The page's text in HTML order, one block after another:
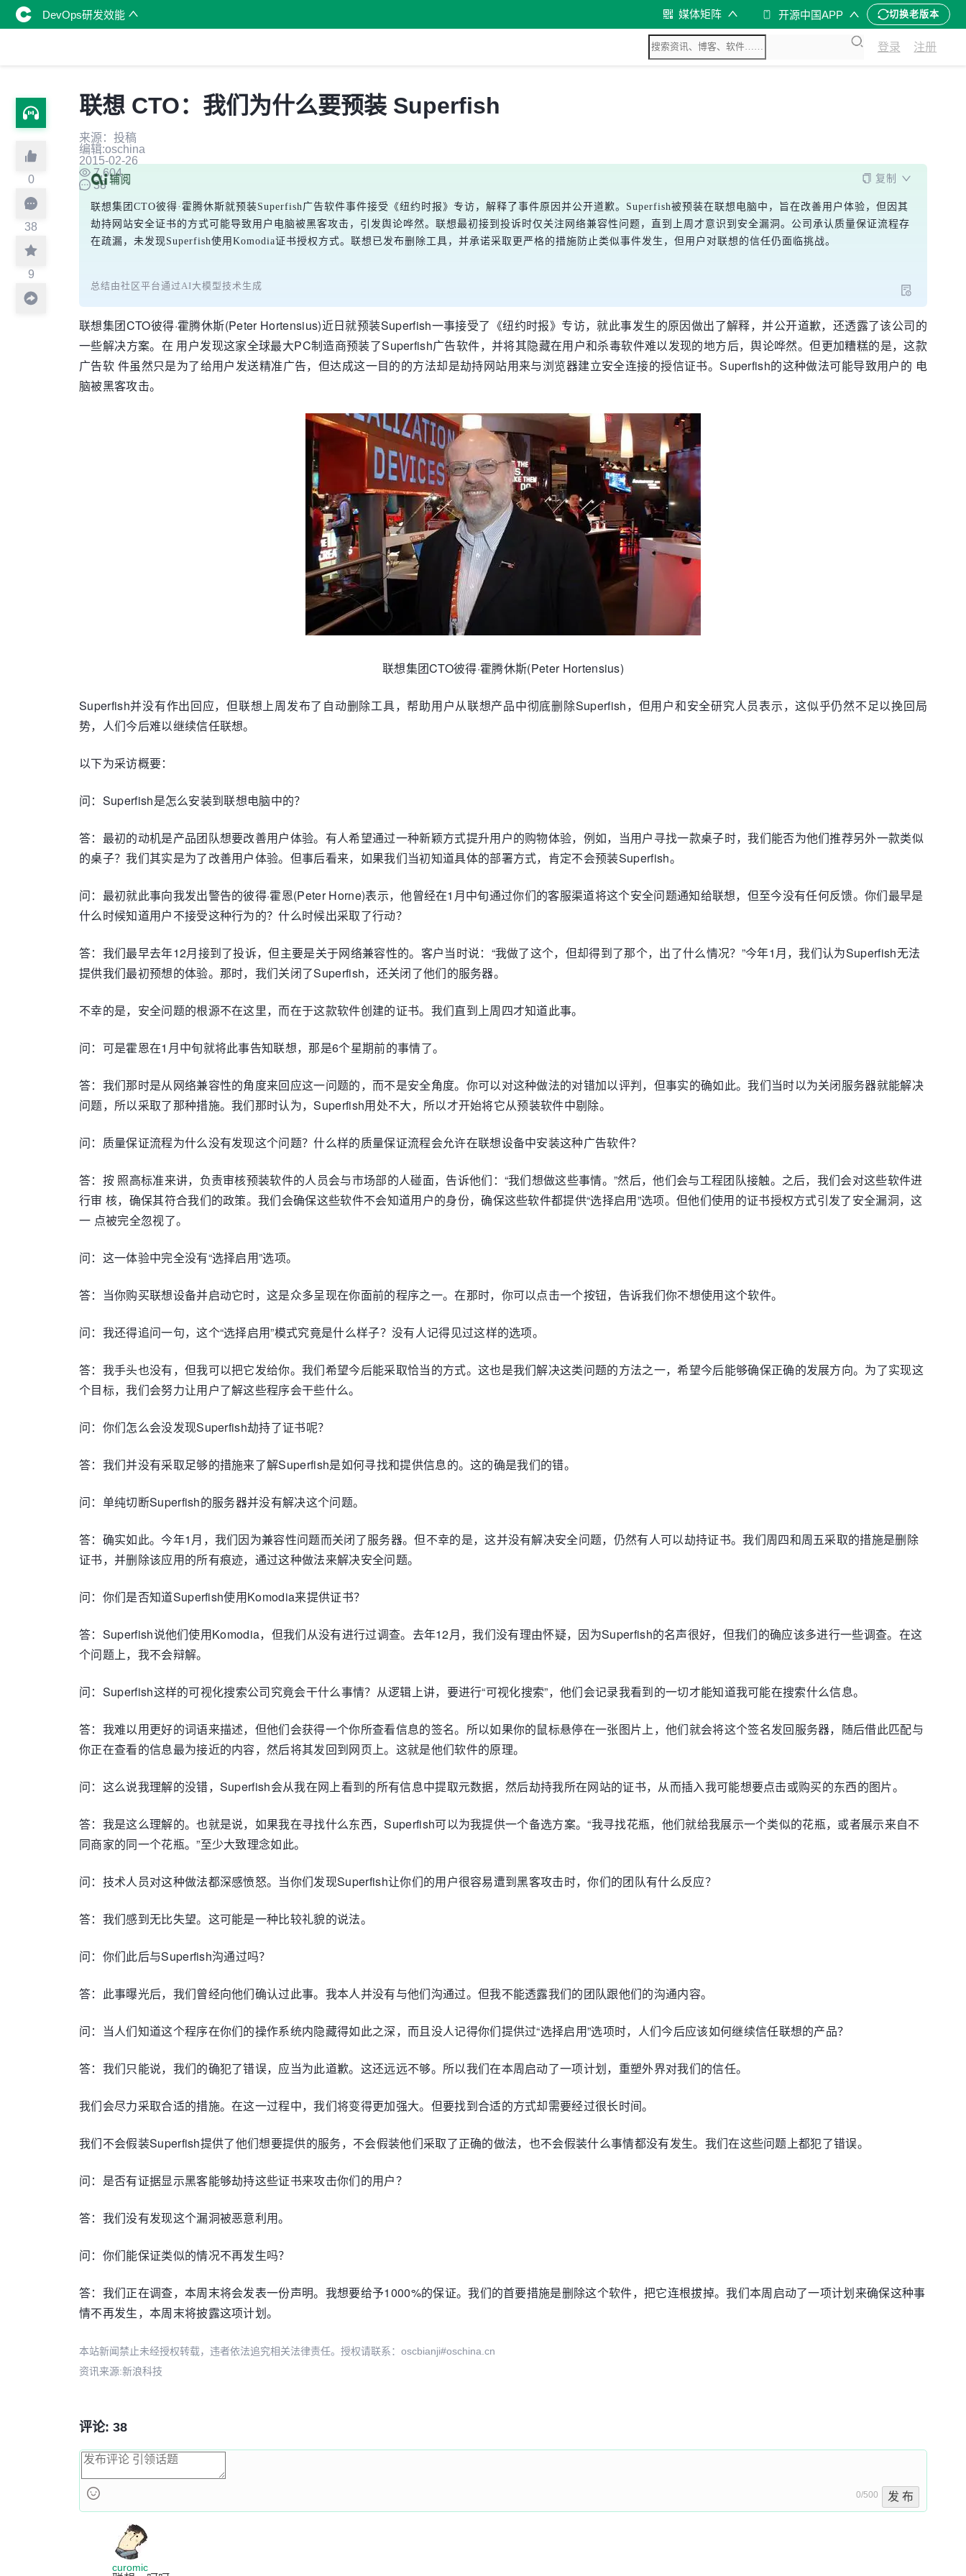
DevOps研发效能 媒体矩阵 开源中国APP 切换老版本
登录 注册
0
38
9
联想 CTO：我们为什么要预装 Superfish
来源：投稿
编辑:oschina
2015-02-26
7,604
38
复制
联想集团CTO彼得·霍腾休斯就预装Superfish广告软件事件接受《纽约时报》专访，解释了事件原因并公开道歉。Superfish被预装在联想电脑中，旨在改善用户体验，但因其
劫持网站安全证书的方式可能导致用户电脑被黑客攻击，引发舆论哗然。联想最初接到投诉时仅关注网络兼容性问题，直到上周才意识到安全漏洞。公司承认质量保证流程存
在疏漏，未发现Superfish使用Komodia证书授权方式。联想已发布删除工具，并承诺采取更严格的措施防止类似事件发生，但用户对联想的信任仍面临挑战。
总结由社区平台通过AI大模型技术生成
联想集团CTO彼得·霍腾休斯(Peter Hortensius)近日就预装Superfish一事接受了《纽约时报》专访，就此事发生的原因做出了解释，并公开道歉，还透露了该公司的
一些解决方案。在 用户发现这家全球最大PC制造商预装了Superfish广告软件，并将其隐藏在用户和杀毒软件难以发现的地方后，舆论哗然。但更加糟糕的是，这款
广告软 件虽然只是为了给用户发送精准广告，但达成这一目的的方法却是劫持网站用来与浏览器建立安全连接的授信证书。Superfish的这种做法可能导致用户的 电
脑被黑客攻击。
联想集团CTO彼得·霍腾休斯(Peter Hortensius)
Superfish并没有作出回应，但联想上周发布了自动删除工具，帮助用户从联想产品中彻底删除Superfish，但用户和安全研究人员表示，这似乎仍然不足以挽回局
势，人们今后难以继续信任联想。
以下为采访概要：
问：Superfish是怎么安装到联想电脑中的？
答：最初的动机是产品团队想要改善用户体验。有人希望通过一种新颖方式提升用户的购物体验，例如，当用户寻找一款桌子时，我们能否为他们推荐另外一款类似
的桌子？我们其实是为了改善用户体验。但事后看来，如果我们当初知道具体的部署方式，肯定不会预装Superfish。
问：最初就此事向我发出警告的彼得·霍恩(Peter Horne)表示，他曾经在1月中旬通过你们的客服渠道将这个安全问题通知给联想，但至今没有任何反馈。你们最早是
什么时候知道用户不接受这种行为的？什么时候出采取了行动？
答：我们最早去年12月接到了投诉，但主要是关于网络兼容性的。客户当时说：“我做了这个，但却得到了那个，出了什么情况？”今年1月，我们认为Superfish无法
提供我们最初预想的体验。那时，我们关闭了Superfish，还关闭了他们的服务器。
不幸的是，安全问题的根源不在这里，而在于这款软件创建的证书。我们直到上周四才知道此事。
问：可是霍恩在1月中旬就将此事告知联想，那是6个星期前的事情了。
答：我们那时是从网络兼容性的角度来回应这一问题的，而不是安全角度。你可以对这种做法的对错加以评判，但事实的确如此。我们当时以为关闭服务器就能解决
问题，所以采取了那种措施。我们那时认为，Superfish用处不大，所以才开始将它从预装软件中剔除。
问：质量保证流程为什么没有发现这个问题？什么样的质量保证流程会允许在联想设备中安装这种广告软件？
答：按 照高标准来讲，负责审核预装软件的人员会与市场部的人碰面，告诉他们：“我们想做这些事情。”然后，他们会与工程团队接触。之后，我们会对这些软件进
行审 核，确保其符合我们的政策。我们会确保这些软件不会知道用户的身份，确保这些软件都提供“选择启用”选项。但他们使用的证书授权方式引发了安全漏洞，这
一 点被完全忽视了。
问：这一体验中完全没有“选择启用”选项。
答：当你购买联想设备并启动它时，这是众多呈现在你面前的程序之一。在那时，你可以点击一个按钮，告诉我们你不想使用这个软件。
问：我还得追问一句，这个“选择启用”模式究竟是什么样子？没有人记得见过这样的选项。
答：我手头也没有，但我可以把它发给你。我们希望今后能采取恰当的方式。这也是我们解决这类问题的方法之一，希望今后能够确保正确的发展方向。为了实现这
个目标，我们会努力让用户了解这些程序会干些什么。
问：你们怎么会没发现Superfish劫持了证书呢？
答：我们并没有采取足够的措施来了解Superfish是如何寻找和提供信息的。这的确是我们的错。
问：单纯切断Superfish的服务器并没有解决这个问题。
答：确实如此。今年1月，我们因为兼容性问题而关闭了服务器。但不幸的是，这并没有解决安全问题，仍然有人可以劫持证书。我们周四和周五采取的措施是删除
证书，并删除该应用的所有痕迹，通过这种做法来解决安全问题。
问：你们是否知道Superfish使用Komodia来提供证书？
答：Superfish说他们使用Komodia，但我们从没有进行过调查。去年12月，我们没有理由怀疑，因为Superfish的名声很好，但我们的确应该多进行一些调查。在这
个问题上，我不会辩解。
问：Superfish这样的可视化搜索公司究竟会干什么事情？从逻辑上讲，要进行“可视化搜索”，他们会记录我看到的一切才能知道我可能在搜索什么信息。
答：我难以用更好的词语来描述，但他们会获得一个你所查看信息的签名。所以如果你的鼠标悬停在一张图片上，他们就会将这个签名发回服务器，随后借此匹配与
你正在查看的信息最为接近的内容，然后将其发回到网页上。这就是他们软件的原理。
问：这么说我理解的没错，Superfish会从我在网上看到的所有信息中提取元数据，然后劫持我所在网站的证书，从而插入我可能想要点击或购买的东西的图片。
答：我是这么理解的。也就是说，如果我在寻找什么东西，Superfish可以为我提供一个备选方案。“我寻找花瓶，他们就给我展示一个类似的花瓶，或者展示来自不
同商家的同一个花瓶。”至少大致理念如此。
问：技术人员对这种做法都深感愤怒。当你们发现Superfish让你们的用户很容易遭到黑客攻击时，你们的团队有什么反应？
答：我们感到无比失望。这可能是一种比较礼貌的说法。
问：你们此后与Superfish沟通过吗？
答：此事曝光后，我们曾经向他们确认过此事。我本人并没有与他们沟通过。但我不能透露我们的团队跟他们的沟通内容。
问：当人们知道这个程序在你们的操作系统内隐藏得如此之深，而且没人记得你们提供过“选择启用”选项时，人们今后应该如何继续信任联想的产品？
答：我们只能说，我们的确犯了错误，应当为此道歉。这还远远不够。所以我们在本周启动了一项计划，重塑外界对我们的信任。
我们会尽力采取合适的措施。在这一过程中，我们将变得更加强大。但要找到合适的方式却需要经过很长时间。
我们不会假装Superfish提供了他们想要提供的服务，不会假装他们采取了正确的做法，也不会假装什么事情都没有发生。我们在这些问题上都犯了错误。
问：是否有证据显示黑客能够劫持这些证书来攻击你们的用户？
答：我们没有发现这个漏洞被恶意利用。
问：你们能保证类似的情况不再发生吗？
答：我们正在调查，本周末将会发表一份声明。我想要给予1000%的保证。我们的首要措施是删除这个软件，把它连根拔掉。我们本周启动了一项计划来确保这种事
情不再发生，本周末将披露这项计划。
本站新闻禁止未经授权转载，违者依法追究相关法律责任。授权请联系：oscbianji#oschina.cn
资讯来源:新浪科技
评论: 38
0/500 发 布
curomic